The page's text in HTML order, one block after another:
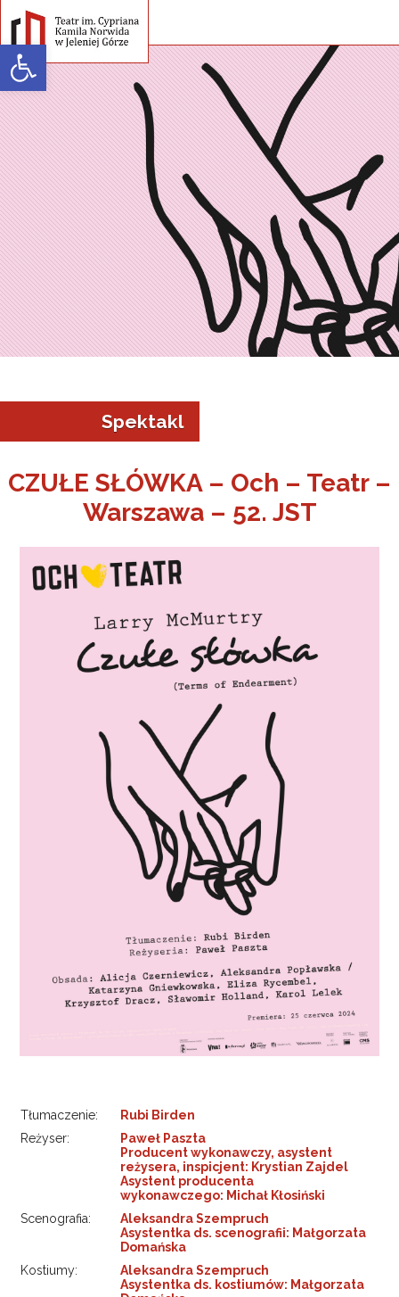
Open toolbar
Warning: strlen() expects parameter 1 to be string, array given in
/home/klient.dhosting.pl/teatr/teatrnorwida.pl/wp-
content/themes/teatrnorwida/single-spektakle.phpon line
Spektakl
CZUŁE SŁÓWKA – Och – Teatr –
Warszawa – 52. JST
Tłumaczenie:
Rubi Birden
Reżyser:
Paweł Paszta
Producent wykonawczy, asystent
reżysera, inspicjent: Krystian Zajdel
Asystent producenta
wykonawczego: Michał Kłosiński
Scenografia:
Aleksandra Szempruch
Asystentka ds. scenografii: Małgorzata
Domańska
Kostiumy:
Aleksandra Szempruch
Asystentka ds. kostiumów: Małgorzata